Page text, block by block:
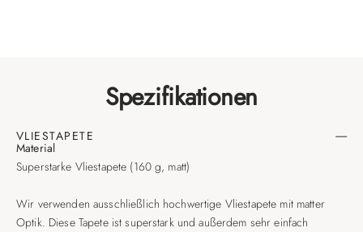
Spezifikationen
VLIESTAPETE
Material
Superstarke Vliestapete (160 g, matt)
Wir verwenden ausschließlich hochwertige Vliestapete mit matter
Optik. Diese Tapete ist superstark und außerdem sehr einfach